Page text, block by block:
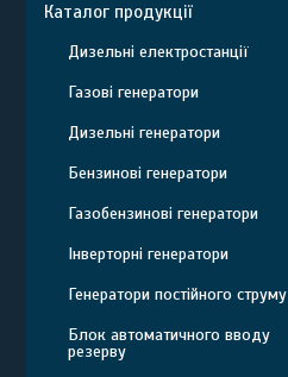
Каталог продукції
Дизельні електростанції
Газові генератори
Дизельні генератори
Бензинові генератори
Газобензинові генератори
Інверторні генератори
Генератори постійного струму
Блок автоматичного вводу
резерву